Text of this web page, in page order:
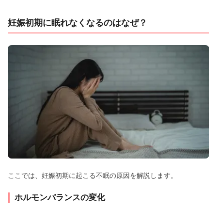
妊娠初期に眠れなくなるのはなぜ？
ここでは、妊娠初期に起こる不眠の原因を解説します。
ホルモンバランスの変化